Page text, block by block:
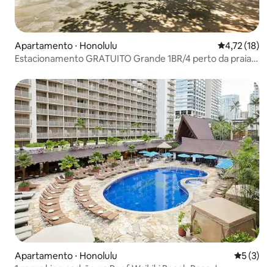
Apartamento ⋅ Honolulu 4,72 de uma
4,72 (18)
Estacionamento GRATUITO Grande 1BR/4 perto da praia
Apartamento ⋅ Honolulu 5 de
5 (3)